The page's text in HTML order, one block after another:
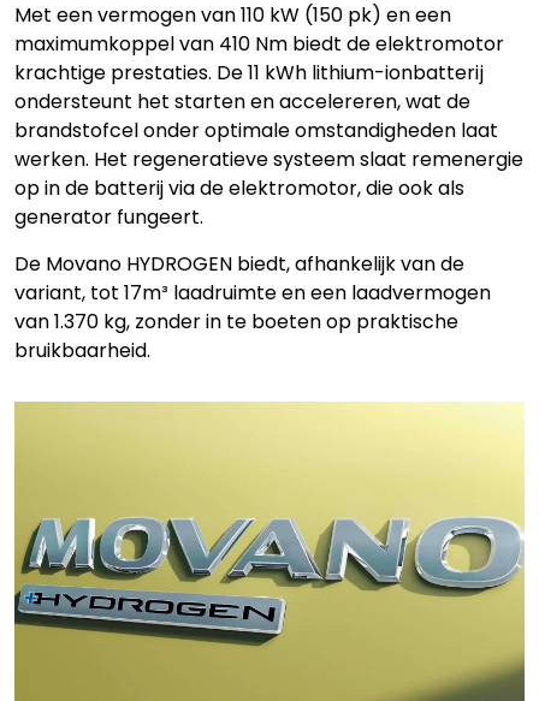
Met een vermogen van 110 kW (150 pk) en een
maximumkoppel van 410 Nm biedt de elektromotor
krachtige prestaties. De 11 kWh lithium-ionbatterij
ondersteunt het starten en accelereren, wat de
brandstofcel onder optimale omstandigheden laat
werken. Het regeneratieve systeem slaat remenergie
op in de batterij via de elektromotor, die ook als
generator fungeert.
De Movano HYDROGEN biedt, afhankelijk van de
variant, tot 17m³ laadruimte en een laadvermogen
van 1.370 kg, zonder in te boeten op praktische
bruikbaarheid.